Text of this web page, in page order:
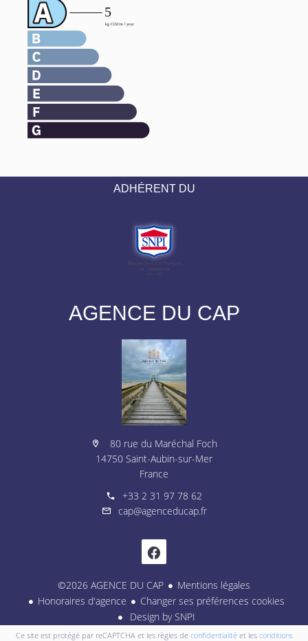
ADHÉRENT DU
AGENCE DU CAP
80 rue du Maréchal Foch
14750 Saint-Aubin-sur-Mer
France
+33 2 31 97 78 62
cap@agenceducap.fr
©2026 AGENCE DU CAP
Mentions légales
Honoraires d'agence
Changer ses préférences cookies
Design bySNPI
Ce site est protégé par reCAPTCHA et les règles de confidentialitéet les conditions